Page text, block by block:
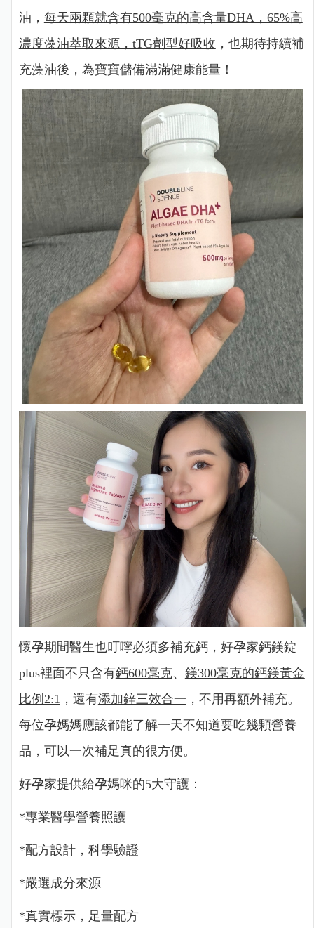
油， 每天兩顆就含有500毫克的高含量DHA，65%高
濃度藻油萃取來源，tTG劑型好吸收 ，也期待持續補
充藻油後，為寶寶儲備滿滿健康能量！
懷孕期間醫生也叮嚀必須多補充鈣，好孕家鈣鎂錠
plus裡面不只含有鈣600毫克、 鎂300毫克的鈣鎂黃金
比例2:1 ，還有添加鋅三效合一 ，不用再額外補充。
每位孕媽媽應該都能了解一天不知道要吃幾顆營養
品，可以一次補足真的很方便。
好孕家提供給孕媽咪的5大守護：
*專業醫學營養照護
*配方設計， 科學驗證
*嚴選成分來源
*真實標示， 足量配方